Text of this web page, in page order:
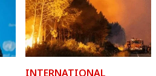
INTERNATIONAL